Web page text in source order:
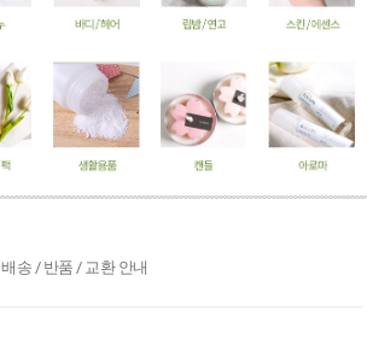
배송 / 반품 / 교환 안내